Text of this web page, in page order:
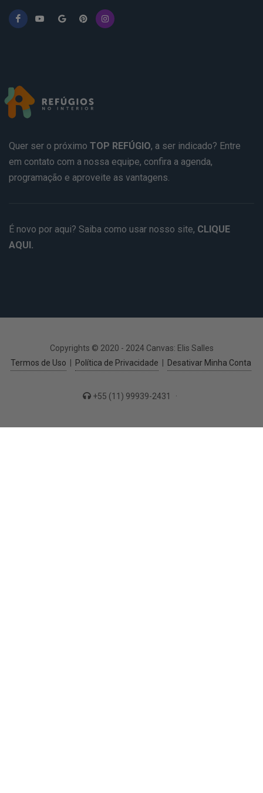
Quer ser o próximo TOP REFÚGIO, a ser indicado? Entre
em contato com a nossa equipe, confira a agenda,
programação e aproveite as vantagens.
É novo por aqui? Saiba como usar nosso site, CLIQUE
AQUI.
Copyrights © 2020 - 2024 Canvas: Elis Salles
Termos de Uso
Política de Privacidade Desativar Minha Conta
+55 (11) 99939-2431 ·